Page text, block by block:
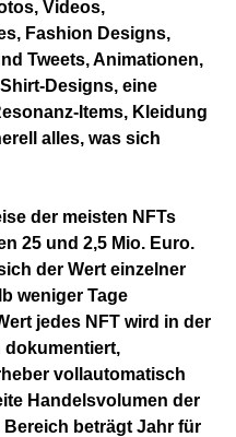
Videos,
Fashion Designs,
Tweets, Animationen,
Designs, eine
Items, Kleidung
alles, was sich
der meisten NFTs
25 und 2,5 Mio. Euro.
der Wert einzelner
weniger Tage
jedes NFT wird in der
dokumentiert,
vollautomatisch
Handelsvolumen der
beträgt Jahr für